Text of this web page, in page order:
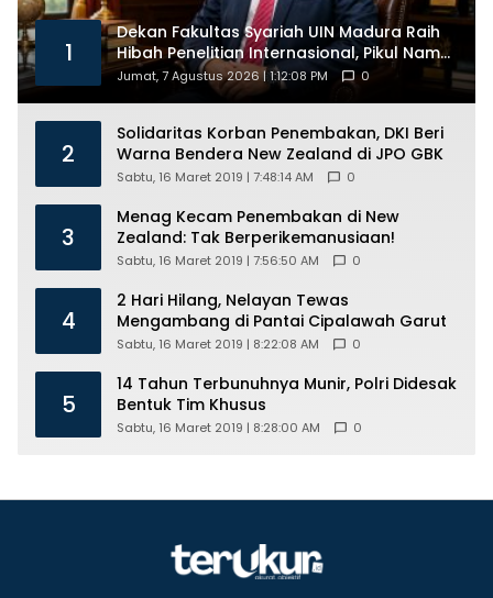
1
Dekan Fakultas Syariah UIN Madura Raih
Hibah Penelitian Internasional, Pikul Nama
Madura ke Kancah Global
Jumat, 7 Agustus 2026 | 1:12:08 PM 0
2
Solidaritas Korban Penembakan, DKI Beri
Warna Bendera New Zealand di JPO GBK
Sabtu, 16 Maret 2019 | 7:48:14 AM 0
3
Menag Kecam Penembakan di New
Zealand: Tak Berperikemanusiaan!
Sabtu, 16 Maret 2019 | 7:56:50 AM 0
4
2 Hari Hilang, Nelayan Tewas
Mengambang di Pantai Cipalawah Garut
Sabtu, 16 Maret 2019 | 8:22:08 AM 0
5
14 Tahun Terbunuhnya Munir, Polri Didesak
Bentuk Tim Khusus
Sabtu, 16 Maret 2019 | 8:28:00 AM 0